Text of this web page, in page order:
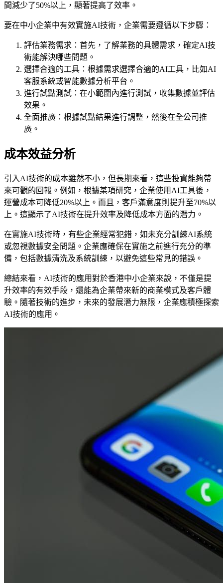
間減少了50%以上，顯著提高了效率。
要在中小企業中有效實施AI技術，企業需要遵循以下步驟：
評估業務需求：首先，了解業務的具體需求，確定AI技
術能解決哪些問題。
選擇合適的工具：根據需求選擇合適的AI工具，比如AI
客服系統或智能數據分析平台。
進行試點測試：在小範圍內進行測試，收集數據並評估
效果。
全面推廣：根據試點結果進行調整，然後在全公司推
廣。
成本效益分析
引入AI技術的成本雖然不小，但長期來看，這些投資能夠帶
來可觀的回報。例如，根據某項研究，企業使用AI工具後，
運營成本可降低20%以上。而且，客戶滿意度則提升至70%以
上。這顯示了AI技術在提升效率及降低成本方面的潛力。
在實施AI技術時，有些企業經常犯錯，如未充分訓練AI系統
或忽視數據安全問題。企業應確保在實施之前進行充分的準
備，包括數據清洗及系統訓練，以避免這些常見的錯誤。
總結來看，AI技術的應用對於香港中小企業來說，不僅是提
升效率的有效手段，還能為企業帶來新的商業模式及客戶體
驗。隨著技術的進步，未來的發展潛力無限，企業應積極探索
AI技術的應用。